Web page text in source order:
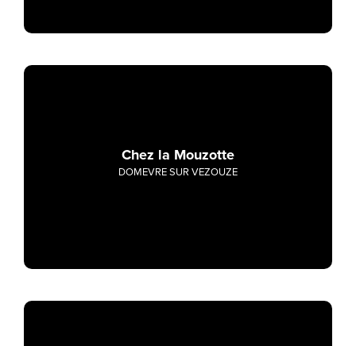
Chez la Mouzotte
DOMEVRE SUR VEZOUZE